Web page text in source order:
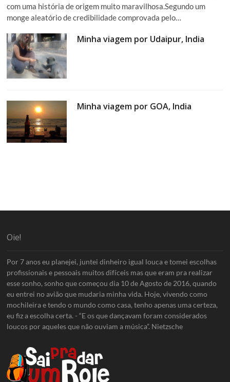
com uma história de origem muito maravilhosa.Segundo um
monge aleatório de credibilidade comprovada pelo…
Minha viagem por Udaipur, India
Minha viagem por GOA, India
Oie!
Por 7 anos eu planejei, juntei dinheiro igual louca e tomei escolhas
profissionais e pessoais muitos difíceis mas que eram pra realizar
esse sonho, sonho que começou dia 10 de Agosto de 2016, quando
eu entrei no avião que mudaria minha vida. Hoje, vivendo como
mochileira e tendo o mundo como casa, tenho apenas uma certeza,
eu fiz a escolha certa. - “E os que dançavam foram considerados
loucos por aqueles que não ouviam a música”. Nietzsche